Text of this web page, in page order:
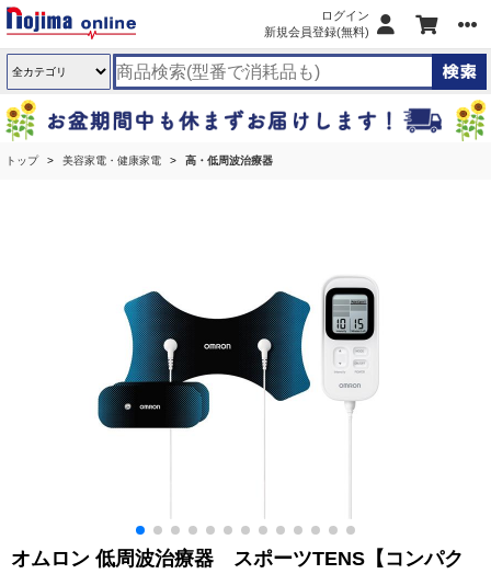
ログイン
新規会員登録(無料)
トップ 美容家電・健康家電 高・低周波治療器
オムロン 低周波治療器 スポーツTENS【コンパク